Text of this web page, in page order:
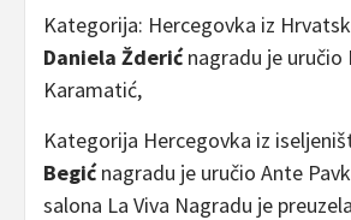
Kategorija: Hercegovka iz
Daniela Žderićnagradu je uručio
Karamatić,
Kategorija Hercegovka iz
Begićnagradu je uručio Ante
salona La Viva Nagradu je